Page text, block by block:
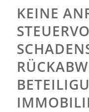
KEINE